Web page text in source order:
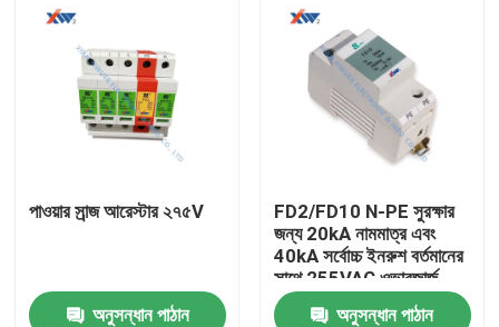
VR প্রদর্শন
আমাদের সম্পর্কে
পাওয়ার সার্‍জ আরেস্টার ২৭৫V
অনুসন্ধান পাঠান
FD2/FD10 N-PE সুরক্ষার
জন্য 20kA নামমাত্র এবং
40kA সর্বোচ্চ ইনরুশ বর্তমানের
সাথে 255VAC ওভারজার্জ
সুরক্ষা ডিভাইস
অনুসন্ধান পাঠান